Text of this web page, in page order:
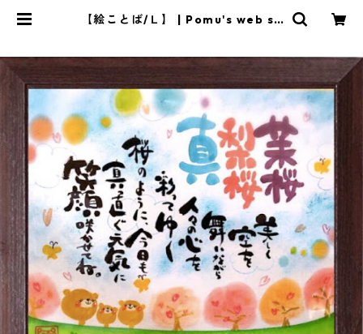
【絵ことば/Ｌ】 | Pomu's web sh